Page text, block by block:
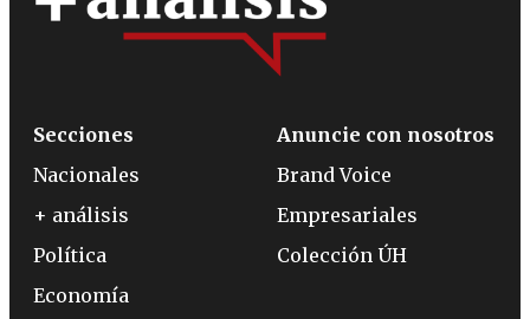
Secciones
Nacionales
+ análisis
Política
Economía
Anuncie con nosotros
Brand Voice
Empresariales
Colección ÚH